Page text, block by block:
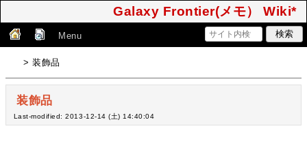
Galaxy Frontier(メモ） Wiki*
Menu
> 装飾品
装飾品
Last-modified: 2013-12-14 (土) 14:40:04